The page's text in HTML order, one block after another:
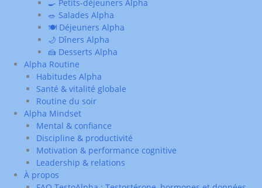
🍳 Petits-déjeuners Alpha
🥗 Salades Alpha
🍽️ Déjeuners Alpha
🌙 Dîners Alpha
🍰 Desserts Alpha
Alpha Routine
Habitudes Alpha
Santé & vitalité globale
Routine du soir
Alpha Mindset
Mental & confiance
Discipline & productivité
Motivation & performance cognitive
Leadership & relations
À propos